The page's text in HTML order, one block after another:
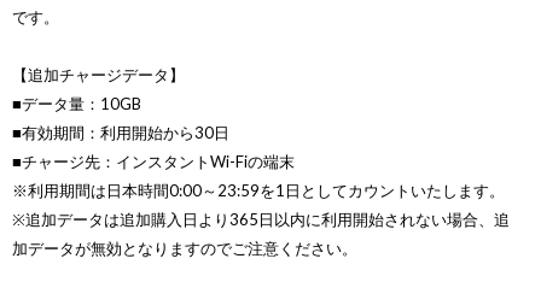
です。
【追加チャージデータ】
■データ量：10GB
■有効期間：利用開始から30日
■チャージ先：インスタントWi-Fiの端末
※利用期間は日本時間0:00～23:59を1日としてカウントいたします。
※追加データは追加購入日より365日以内に利用開始されない場合、追
加データが無効となりますのでご注意ください。